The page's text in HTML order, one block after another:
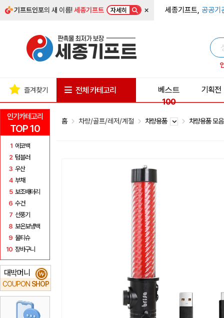
기프트인포의 새 이름!세종기프트 자세히 × 세종기프트, 공공기
인기카테고리
TOP 10
1 에코백
2 텀블러
3 우산
4 부채
5 보조배터리
6 수건
7 선풍기
8 보온보냉백
9 물티슈
10 장바구니
대박머니
COUPON SHOP
₩
즐겨찾기 전체 카테고리
베스트
100
기획전
홈 차량/골프/레저/계절 차량용품 차량용품 모